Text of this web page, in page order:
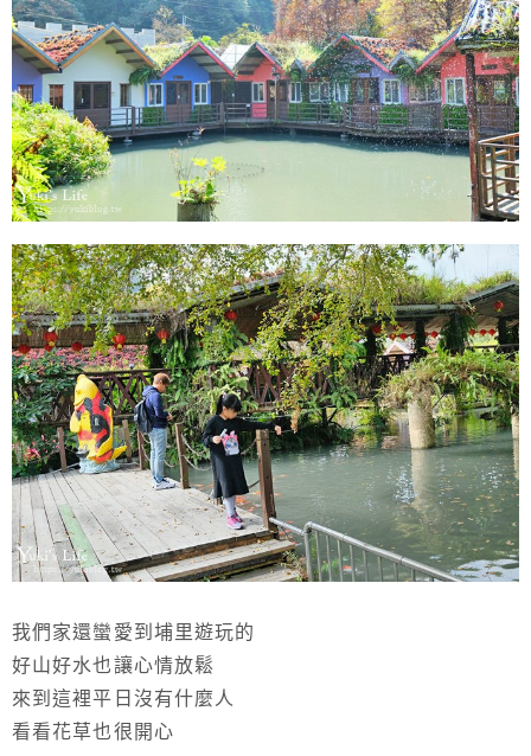
我們家還蠻愛到埔里遊玩的
好山好水也讓心情放鬆
來到這裡平日沒有什麼人
看看花草也很開心